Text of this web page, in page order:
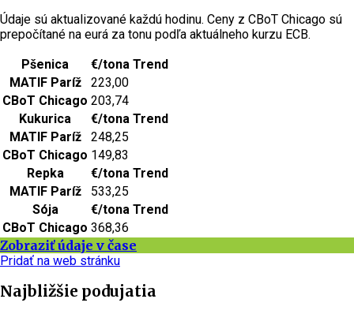
Údaje sú aktualizované každú hodinu. Ceny z CBoT Chicago sú
prepočítané na eurá za tonu podľa aktuálneho kurzu ECB.
Pšenica
€/tona Trend
MATIF Paríž
223,00
CBoT Chicago 203,74
Kukurica
€/tona Trend
MATIF Paríž
248,25
CBoT Chicago 149,83
Repka
€/tona Trend
MATIF Paríž
533,25
Sója
€/tona Trend
CBoT Chicago 368,36
Zobraziť údaje v čase
Pridať na web stránku
Najbližšie podujatia